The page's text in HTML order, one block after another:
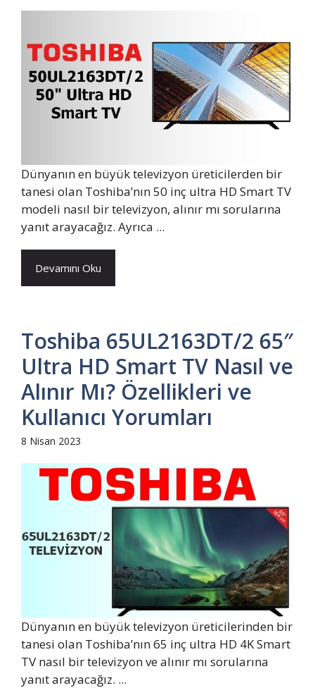
Dünyanın en büyük televizyon üreticilerden bir
tanesi olan Toshiba’nın 50 inç ultra HD Smart TV
modeli nasıl bir televizyon, alınır mı sorularına
yanıt arayacağız. Ayrıca ...
Devamını Oku
Toshiba 65UL2163DT/2 65″
Ultra HD Smart TV Nasıl ve
Alınır Mı? Özellikleri ve
Kullanıcı Yorumları
8 Nisan 2023
Dünyanın en büyük televizyon üreticilerinden bir
tanesi olan Toshiba’nın 65 inç ultra HD 4K Smart
TV nasıl bir televizyon ve alınır mı sorularına
yanıt arayacağız. ...